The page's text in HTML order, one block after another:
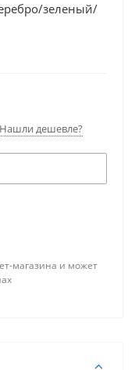
зеленый/
Нашли дешевле?
магазина и может